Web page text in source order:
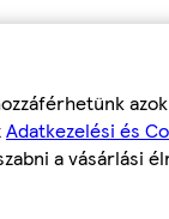
Adatkezelési és
a vásárlási